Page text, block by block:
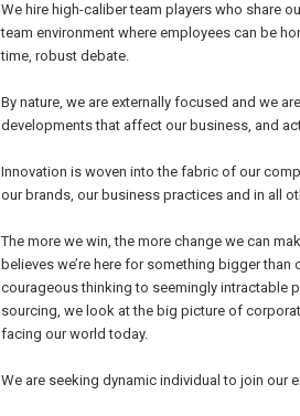
We hire high-caliber team players who share
team environment where employees can be
time, robust debate.
By nature, we are externally focused and we
developments that affect our business, and
Innovation is woven into the fabric of our
our brands, our business practices and in all
The more we win, the more change we can
believes we’re here for something bigger
courageous thinking to seemingly intractable
sourcing, we look at the big picture of
facing our world today.
We are seeking dynamic individual to join our